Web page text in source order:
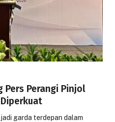
Pers Perangi Pinjol
garda terdepan dalam